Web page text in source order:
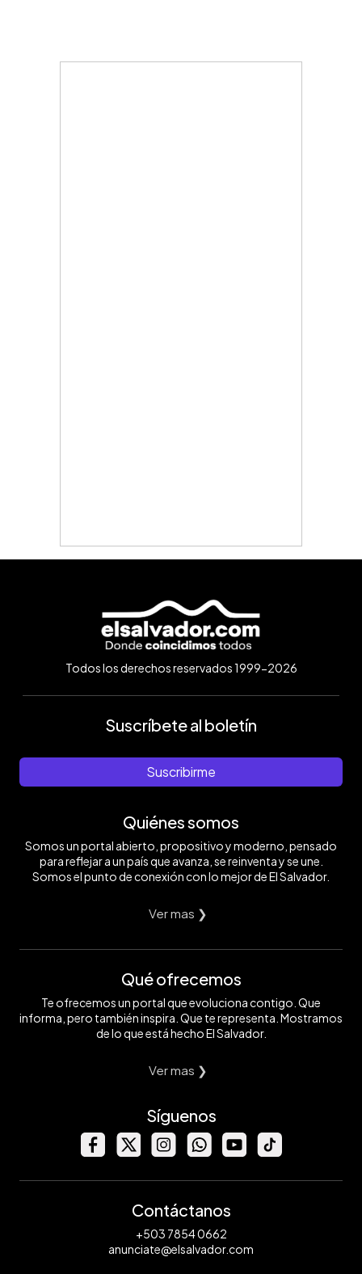
Todos los derechos reservados 1999-2026
Suscríbete al boletín
Suscribirme
Quiénes somos
Somos un portal abierto, propositivo y moderno, pensado
para reflejar a un país que avanza, se reinventa y se une.
Somos el punto de conexión con lo mejor de El Salvador.
Ver mas ❯
Qué ofrecemos
Te ofrecemos un portal que evoluciona contigo. Que
informa, pero también inspira. Que te representa. Mostramos
de lo que está hecho El Salvador.
Ver mas ❯
Síguenos
Contáctanos
+503 7854 0662
anunciate@elsalvador.com